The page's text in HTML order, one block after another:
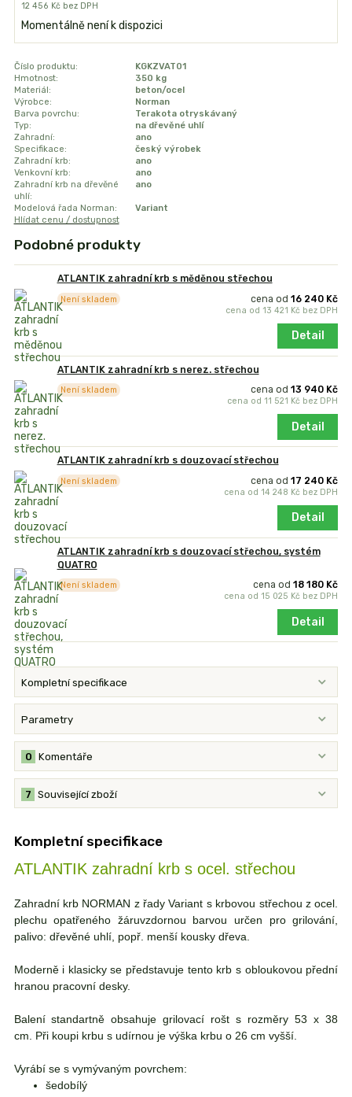
12 456 Kč bez DPH
Momentálně není k dispozici
Číslo produktu:
KGKZVAT01
Hmotnost:
350 kg
Materiál:
beton/ocel
Výrobce:
Norman
Barva povrchu:
Terakota otryskávaný
Typ:
na dřevěné uhlí
Zahradní:
ano
Specifikace:
český výrobek
Zahradní krb:
ano
Venkovní krb:
ano
Zahradní krb na dřevěné
uhlí:
ano
Modelová řada Norman:
Variant
Hlídat cenu / dostupnost
Podobné produkty
ATLANTIK zahradní krb s měděnou střechou
cena od16 240 Kč
cena od13 421 Kč bez DPH
Není skladem
Detail
ATLANTIK zahradní krb s nerez. střechou
cena od13 940 Kč
cena od11 521 Kč bez DPH
Není skladem
Detail
ATLANTIK zahradní krb s douzovací střechou
cena od17 240 Kč
cena od14 248 Kč bez DPH
Není skladem
Detail
ATLANTIK zahradní krb s douzovací střechou, systém
QUATRO
cena od18 180 Kč
cena od15 025 Kč bez DPH
Není skladem
Detail
Kompletní specifikace
Parametry
Komentáře
0
Související zboží
7
Kompletní specifikace
ATLANTIK zahradní krb s ocel. střechou
Zahradní krb NORMAN z řady Variant s krbovou střechou z ocel.
plechu opatřeného žáruvzdornou barvou určen pro grilování,
palivo: dřevěné uhlí, popř. menší kousky dřeva.
Moderně i klasicky se představuje tento krb s obloukovou přední
hranou pracovní desky.
Balení standartně obsahuje grilovací rošt s rozměry 53 x 38
cm. Při koupi krbu s udírnou je výška krbu o 26 cm vyšší.
Vyrábí se s vymývaným povrchem:
šedobílý